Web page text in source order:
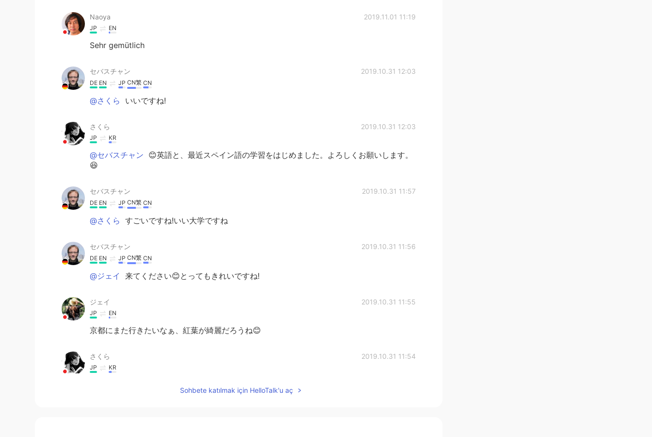
Naoya 2019.11.01 11:19
JP EN
Sehr gemütlich
セバスチャン 2019.10.31 12:03
DE EN JP CN繁 CN
@さくら いいですね!
さくら 2019.10.31 12:03
JP KR
@セバスチャン 😊英語と、最近スペイン語の学習をはじめました。よろしくお願いします。
😆
セバスチャン 2019.10.31 11:57
DE EN JP CN繁 CN
@さくら すごいですね!いい大学ですね
セバスチャン 2019.10.31 11:56
DE EN JP CN繁 CN
@ジェイ 来てください😊とってもきれいですね!
ジェイ 2019.10.31 11:55
JP EN
京都にまた行きたいなぁ、紅葉が綺麗だろうね😊
さくら 2019.10.31 11:54
JP KR
Sohbete katılmak için HelloTalk'u aç